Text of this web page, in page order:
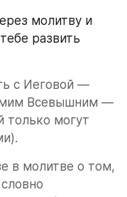
молитву и
развить
с Иеговой —
Всевышним —
только могут
в молитве о том,